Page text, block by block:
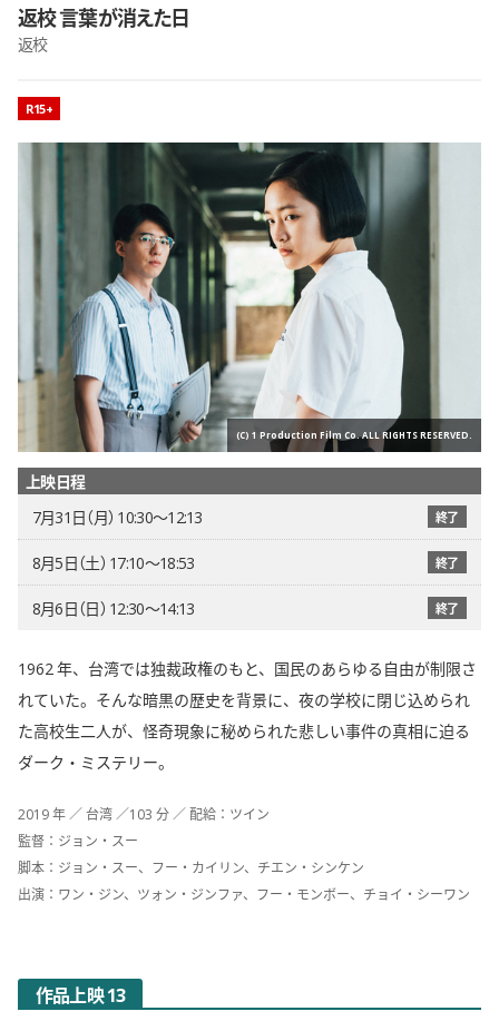
返校 言葉が消えた日
返校
映画のレーティング
R15+
(C) 1 Production Film Co. ALL RIGHTS RESERVED.
上映日程
7月31日（月） 10:30〜12:13
終了
8月5日（土） 17:10〜18:53 終了
8月6日（日） 12:30〜14:13 終了
1962 年、台湾では独裁政権のもと、国民のあらゆる自由が制限さ
れていた。そんな暗黒の歴史を背景に、夜の学校に閉じ込められ
た高校生二人が、怪奇現象に秘められた悲しい事件の真相に迫る
ダーク・ミステリー。
2019 年 ／ 台湾 ／103 分 ／ 配給：ツイン
監督：ジョン・スー
脚本：ジョン・スー、フー・カイリン、チエン・シンケン
出演：ワン・ジン、ツォン・ジンファ、フー・モンボー、チョイ・シーワン
作品上映 13